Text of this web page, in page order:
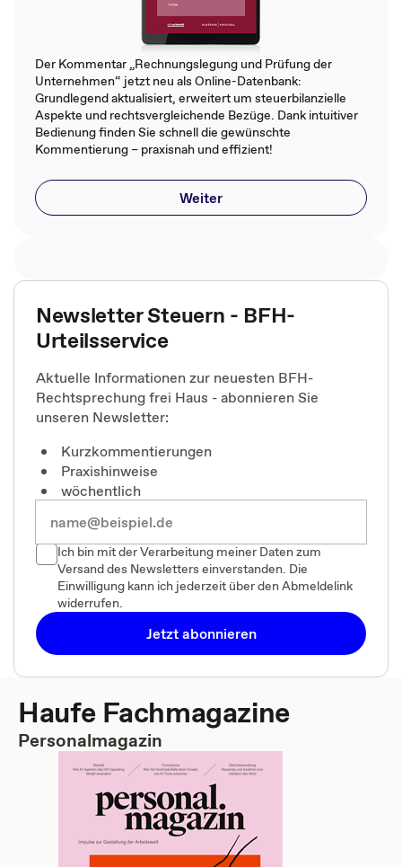
Der Kommentar „Rechnungslegung und Prüfung der
Unternehmen“ jetzt neu als Online-Datenbank:
Grundlegend aktualisiert, erweitert um steuerbilanzielle
Aspekte und rechtsvergleichende Bezüge. Dank intuitiver
Bedienung finden Sie schnell die gewünschte
Kommentierung – praxisnah und effizient!
Weiter
Newsletter Steuern - BFH-
Urteilsservice
Aktuelle Informationen zur neuesten BFH-
Rechtsprechung frei Haus - abonnieren Sie
unseren Newsletter:
Kurzkommentierungen
Praxishinweise
wöchentlich
Ich bin mit der Verarbeitung meiner Daten zum
Versand des Newsletters einverstanden. Die
Einwilligung kann ich jederzeit über den Abmeldelink
widerrufen.
Jetzt abonnieren
Haufe Fachmagazine
Personalmagazin